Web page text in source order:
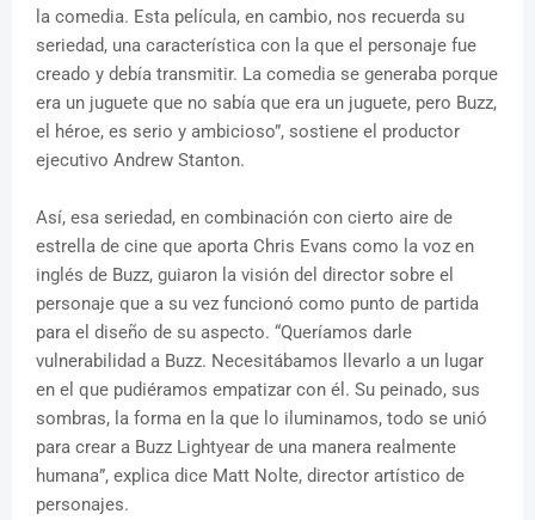
la comedia. Esta película, en cambio, nos recuerda su
seriedad, una característica con la que el personaje fue
creado y debía transmitir. La comedia se generaba porque
era un juguete que no sabía que era un juguete, pero Buzz,
el héroe, es serio y ambicioso”, sostiene el productor
ejecutivo Andrew Stanton.
Así, esa seriedad, en combinación con cierto aire de
estrella de cine que aporta Chris Evans como la voz en
inglés de Buzz, guiaron la visión del director sobre el
personaje que a su vez funcionó como punto de partida
para el diseño de su aspecto. “Queríamos darle
vulnerabilidad a Buzz. Necesitábamos llevarlo a un lugar
en el que pudiéramos empatizar con él. Su peinado, sus
sombras, la forma en la que lo iluminamos, todo se unió
para crear a Buzz Lightyear de una manera realmente
humana”, explica dice Matt Nolte, director artístico de
personajes.